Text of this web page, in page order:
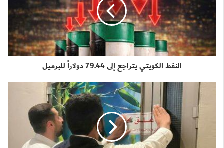
النفط الكويتي يتراجع إلى 79.44 دولاراً للبرميل